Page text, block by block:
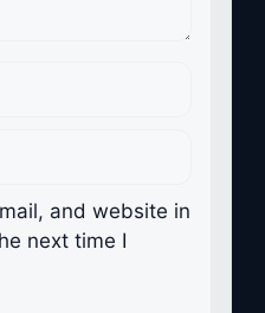
and website in
next time I